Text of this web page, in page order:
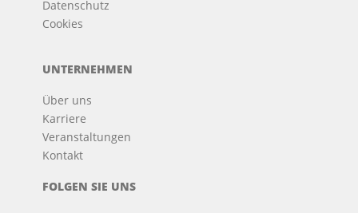
Datenschutz
Cookies
UNTERNEHMEN
Über uns
Karriere
Veranstaltungen
Kontakt
FOLGEN SIE UNS